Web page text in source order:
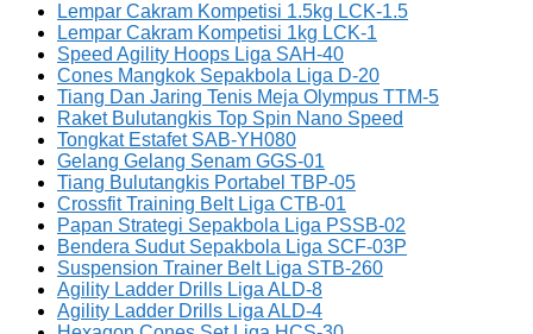
Lempar Cakram Kompetisi 1.5kg LCK-1.5
Lempar Cakram Kompetisi 1kg LCK-1
Speed Agility Hoops Liga SAH-40
Cones Mangkok Sepakbola Liga D-20
Tiang Dan Jaring Tenis Meja Olympus TTM-5
Raket Bulutangkis Top Spin Nano Speed
Tongkat Estafet SAB-YH080
Gelang Gelang Senam GGS-01
Tiang Bulutangkis Portabel TBP-05
Crossfit Training Belt Liga CTB-01
Papan Strategi Sepakbola Liga PSSB-02
Bendera Sudut Sepakbola Liga SCF-03P
Suspension Trainer Belt Liga STB-260
Agility Ladder Drills Liga ALD-8
Agility Ladder Drills Liga ALD-4